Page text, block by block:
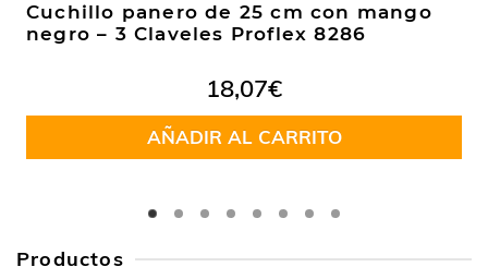
Cuchillo panero de 25 cm con mango
negro – 3 Claveles Proflex 8286
18,07€
AÑADIR AL CARRITO
Productos